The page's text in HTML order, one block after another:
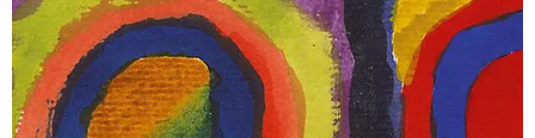
over